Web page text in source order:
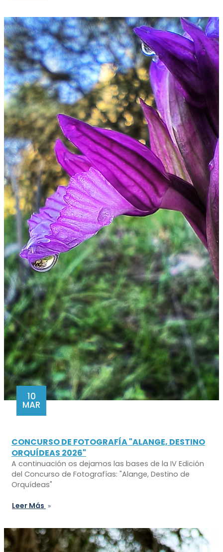
10
MAR
CONCURSO DE FOTOGRAFÍA "ALANGE, DESTINO
ORQUÍDEAS 2026"
A continuación os dejamos las bases de la IV Edición
del Concurso de Fotografías: "Alange, Destino de
Orquídeas"
Leer Más